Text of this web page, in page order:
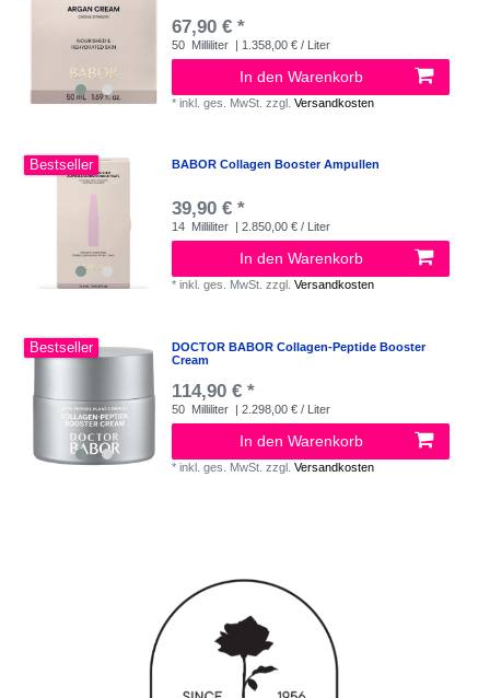
67,90 € *
50 Milliliter | 1.358,00 € / Liter
In den Warenkorb
*inkl. ges. MwSt. zzgl.Versandkosten
Bestseller BABOR Collagen Booster Ampullen
39,90 € *
14 Milliliter | 2.850,00 € / Liter
In den Warenkorb
*inkl. ges. MwSt. zzgl.Versandkosten
Bestseller
DOCTOR BABOR Collagen-Peptide Booster
Cream
114,90 € *
50 Milliliter | 2.298,00 € / Liter
In den Warenkorb
*inkl. ges. MwSt. zzgl.Versandkosten